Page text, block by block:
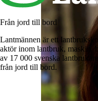
Från jord till bord
Lantmännen är ett
aktör inom lantbruk, maskin,
av 17 000 svenska
från jord till bord.